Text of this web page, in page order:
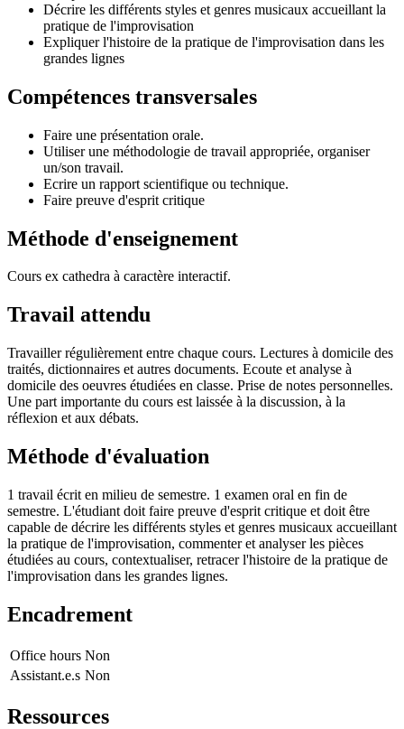
Décrire les différents styles et genres musicaux accueillant la
pratique de l'improvisation
Expliquer l'histoire de la pratique de l'improvisation dans les
grandes lignes
Compétences transversales
Faire une présentation orale.
Utiliser une méthodologie de travail appropriée, organiser
un/son travail.
Ecrire un rapport scientifique ou technique.
Faire preuve d'esprit critique
Méthode d'enseignement
Cours ex cathedra à caractère interactif.
Travail attendu
Travailler régulièrement entre chaque cours. Lectures à domicile des
traités, dictionnaires et autres documents. Ecoute et analyse à
domicile des oeuvres étudiées en classe. Prise de notes personnelles.
Une part importante du cours est laissée à la discussion, à la
réflexion et aux débats.
Méthode d'évaluation
1 travail écrit en milieu de semestre. 1 examen oral en fin de
semestre. L'étudiant doit faire preuve d'esprit critique et doit être
capable de décrire les différents styles et genres musicaux accueillant
la pratique de l'improvisation, commenter et analyser les pièces
étudiées au cours, contextualiser, retracer l'histoire de la pratique de
l'improvisation dans les grandes lignes.
Encadrement
Office hours Non
Assistant.e.s Non
Ressources